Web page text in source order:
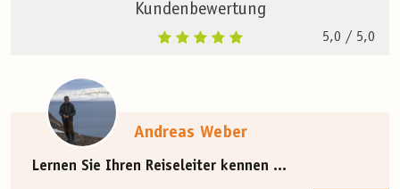
Kundenbewertung
5,0 / 5,0
Andreas Weber
Lernen Sie Ihren Reiseleiter kennen ...